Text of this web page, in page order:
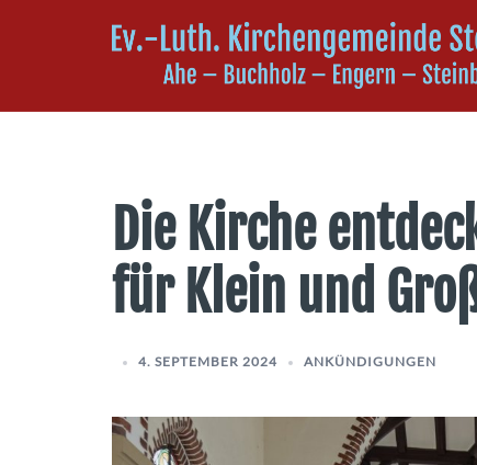
Die Kirche
für Klein und
4. SEPTEMBER 2024 ANKÜNDIGUNGEN